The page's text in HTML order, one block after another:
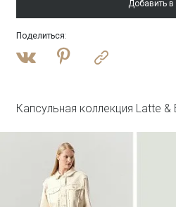
Полупальто-халат
Топ с
Добавить в
Поделиться:
Капсульная коллекция Latte &